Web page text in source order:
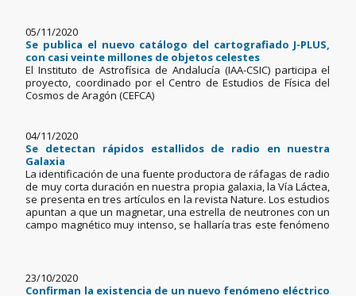
05/11/2020
Se publica el nuevo catálogo del cartografiado J-PLUS,
con casi veinte millones de objetos celestes
El Instituto de Astrofísica de Andalucía (IAA-CSIC) participa el
proyecto, coordinado por el Centro de Estudios de Física del
Cosmos de Aragón (CEFCA)
04/11/2020
Se detectan rápidos estallidos de radio en nuestra
Galaxia
La identificación de una fuente productora de ráfagas de radio
de muy corta duración en nuestra propia galaxia, la Vía Láctea,
se presenta en tres artículos en la revista Nature. Los estudios
apuntan a que un magnetar, una estrella de neutrones con un
campo magnético muy intenso, se hallaría tras este fenómeno
23/10/2020
Confirman la existencia de un nuevo fenómeno eléctrico